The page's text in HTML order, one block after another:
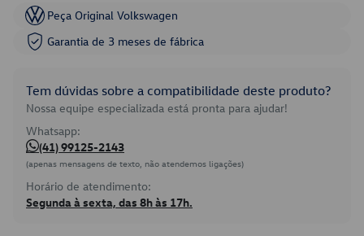
Peça Original Volkswagen
Garantia de 3 meses de fábrica
Tem dúvidas sobre a compatibilidade deste produto?
Nossa equipe especializada está pronta para ajudar!
Whatsapp:
(41) 99125-2143
(apenas mensagens de texto, não atendemos ligações)
Horário de atendimento:
Segunda à sexta, das 8h às 17h.